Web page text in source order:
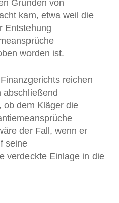
Gründen von
kam, etwa weil die
Entstehung
worden ist.
reichen
abschließend
ob dem Kläger die
der Fall, wenn er
seine
verdeckte Einlage in die